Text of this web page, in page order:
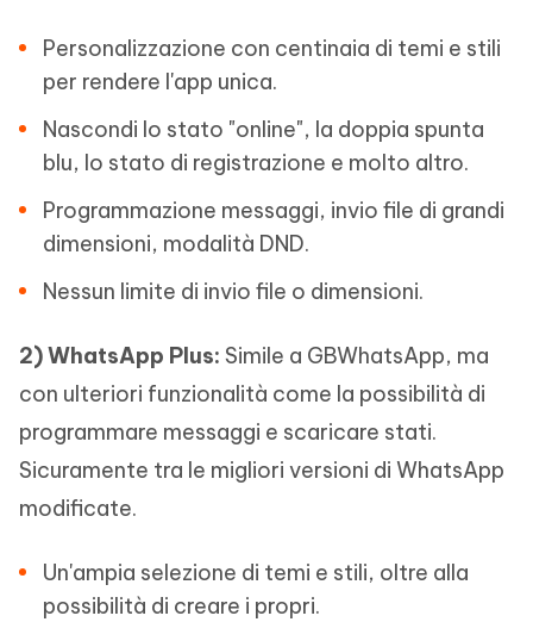
Personalizzazione con centinaia di temi e stili
per rendere l'app unica.
Nascondi lo stato "online", la doppia spunta
blu, lo stato di registrazione e molto altro.
Programmazione messaggi, invio file di grandi
dimensioni, modalità DND.
Nessun limite di invio file o dimensioni.
2)WhatsApp Plus: Simile a GBWhatsApp, ma
con ulteriori funzionalità come la possibilità di
programmare messaggi e scaricare stati.
Sicuramente tra le migliori versioni di WhatsApp
modificate.
Un'ampia selezione di temi e stili, oltre alla
possibilità di creare i propri.